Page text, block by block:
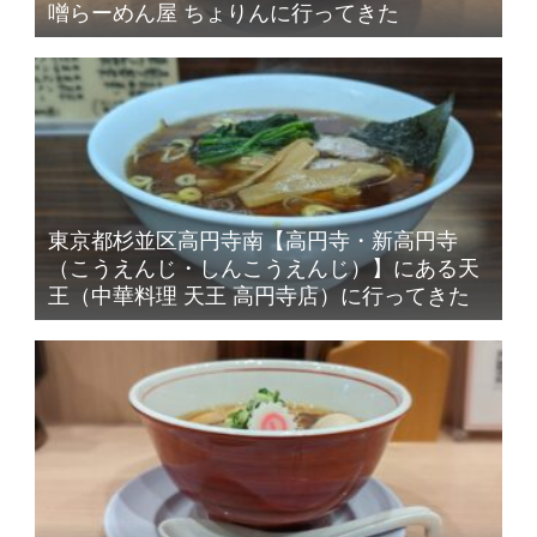
噌らーめん屋 ちょりんに行ってきた
東京都杉並区高円寺南【高円寺・新高円寺
（こうえんじ・しんこうえんじ）】にある天
王（中華料理 天王 高円寺店）に行ってきた